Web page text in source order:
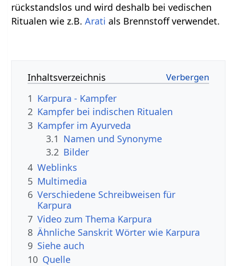
rückstandslos und wird deshalb bei vedischen
Ritualen wie z.B.Arati als Brennstoff verwendet.
Inhaltsverzeichnis
1 Karpura - Kampfer
2 Kampfer bei indischen Ritualen
3 Kampfer im Ayurveda
3.1 Namen und Synonyme
3.2 Bilder
4 Weblinks
5 Multimedia
6 Verschiedene Schreibweisen für
Karpura
7 Video zum Thema Karpura
8 Ähnliche Sanskrit Wörter wie Karpura
9 Siehe auch
10 Quelle